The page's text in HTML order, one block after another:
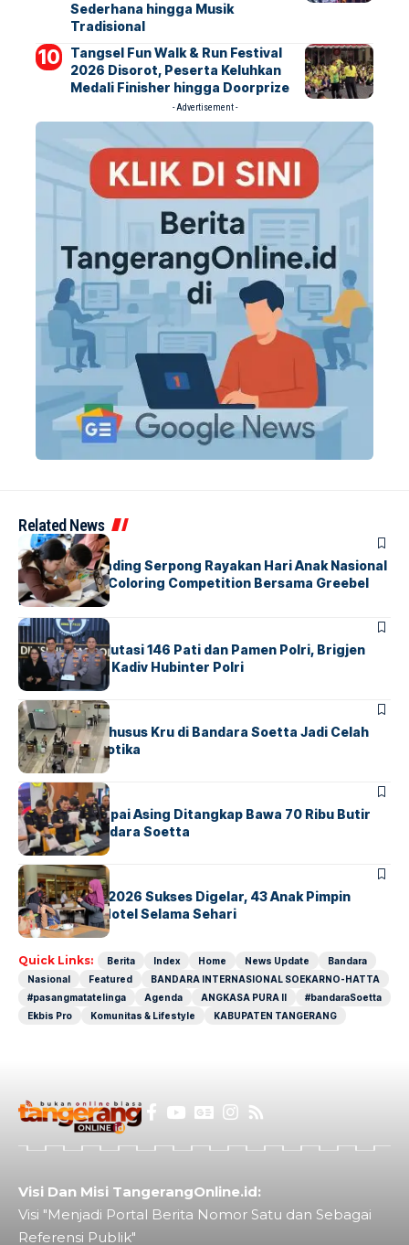
Sederhana hingga Musik
Tradisional
Tangsel Fun Walk & Run Festival
2026 Disorot, Peserta Keluhkan
Medali Finisher hingga Doorprize
- Advertisement -
Related News
BERITAINDEX
Atria Hotel Gading Serpong Rayakan Hari Anak Nasional
Lewat Family Coloring Competition Bersama Greebel
Indonesia
BERITA
Mabes Polri Mutasi 146 Pati dan Pamen Polri, Brigjen
Untung Jabat Kadiv Hubinter Polri
BANDARABERITA
Ketika Jalur Khusus Kru di Bandara Soetta Jadi Celah
Sindikat Narkotika
BANDARA BERITA
Kopilot Maskapai Asing Ditangkap Bawa 70 Ribu Butir
Ekstasi di Bandara Soetta
BERITAINDEX
GM For A Day 2026 Sukses Digelar, 43 Anak Pimpin
Operasional Hotel Selama Sehari
Quick Links: Berita Index Home News Update
Bandara
Nasional
Featured
BANDARA INTERNASIONAL SOEKARNO-HATTA
#pasangmatatelinga
Agenda ANGKASA PURA II
#bandaraSoetta
Ekbis Pro
Komunitas & Lifestyle KABUPATEN TANGERANG
Visi Dan Misi TangerangOnline.id:
Visi "Menjadi Portal Berita Nomor Satu dan Sebagai
Referensi Publik"